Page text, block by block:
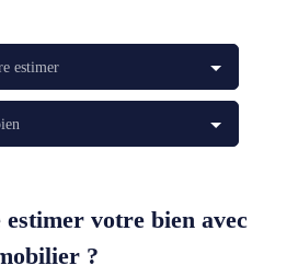
estimer
votre bien avec
?